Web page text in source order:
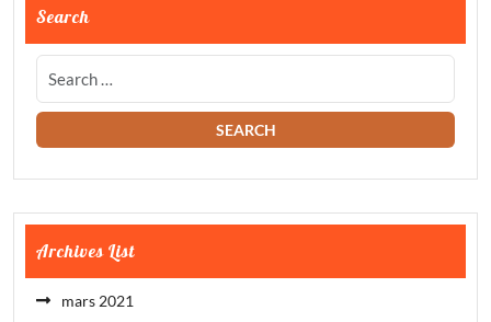
Search
Archives List
mars 2021